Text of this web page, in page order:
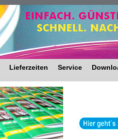
Lieferzeiten Service